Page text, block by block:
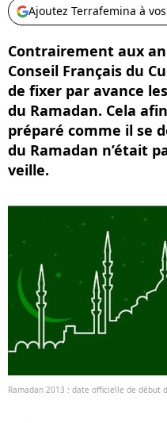
Ajoutez Terrafemina à
Contrairement aux
Conseil Français du
de fixer par avance
du Ramadan. Cela
préparé comme il se
du Ramadan n’était
veille.
Ramadan 2013 : date officielle de début